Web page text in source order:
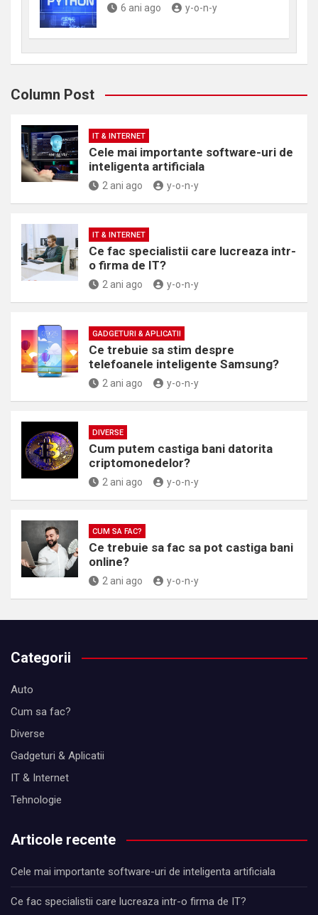
6 ani ago y-o-n-y
Column Post
IT & INTERNET
Cele mai importante software-uri de
inteligenta artificiala
2 ani ago y-o-n-y
IT & INTERNET
Ce fac specialistii care lucreaza intr-
o firma de IT?
2 ani ago y-o-n-y
GADGETURI & APLICATII
Ce trebuie sa stim despre
telefoanele inteligente Samsung?
2 ani ago y-o-n-y
DIVERSE
Cum putem castiga bani datorita
criptomonedelor?
2 ani ago y-o-n-y
CUM SA FAC?
Ce trebuie sa fac sa pot castiga bani
online?
2 ani ago y-o-n-y
Categorii
Auto
Cum sa fac?
Diverse
Gadgeturi & Aplicatii
IT & Internet
Tehnologie
Articole recente
Cele mai importante software-uri de inteligenta artificiala
Ce fac specialistii care lucreaza intr-o firma de IT?